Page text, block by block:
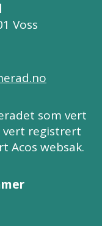
Voss
som vert
vert registrert
Acos websak.